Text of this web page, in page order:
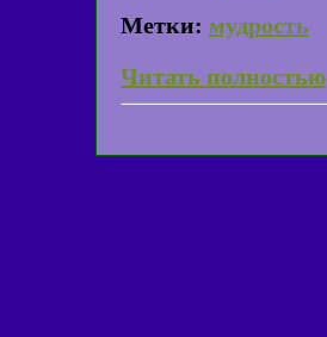
Метки: мудрость
Читать полностью